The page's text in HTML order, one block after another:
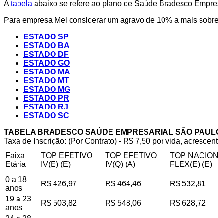
Atabela abaixo se refere ao plano de Saúde Bradesco
Para empresa Mei considerar um agravo de 10% a mais
ESTADO SP
ESTADO BA
ESTADO DF
ESTADO GO
ESTADO MA
ESTADO MT
ESTADO MG
ESTADO PR
ESTADO RJ
ESTADO SC
TABELA BRADESCO SAÚDE EMPRESARIAL SÃO
Taxa de Inscrição: (Por Contrato) - R$ 7,50 por vida,
Faixa
Etária
TOP EFETIVO
IV(E) (E)
TOP EFETIVO
IV(Q) (A)
TOP
FLEX(E) (E)
0 a 18
anos
R$ 426,97 R$ 464,46
R$ 532,81
19 a 23
anos
R$ 503,82 R$ 548,06
R$ 628,72